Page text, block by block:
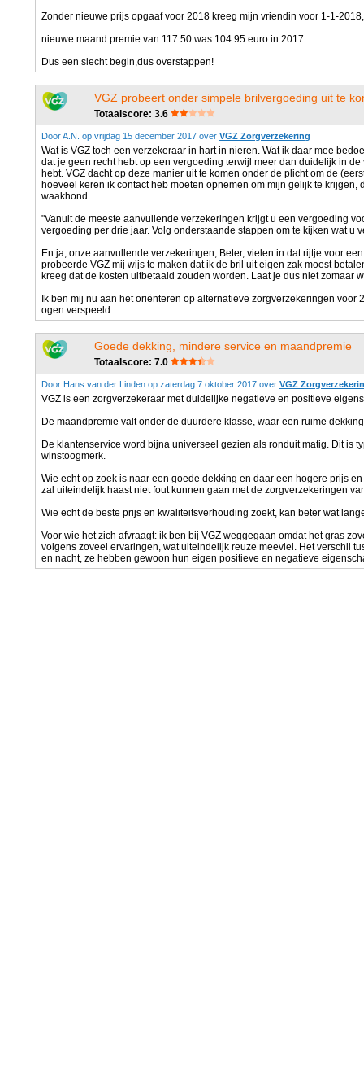
Zonder nieuwe prijs opgaaf voor 2018 kreeg mijn vriendin voor 1-1-
nieuwe maand premie van 117.50 was 104.95 euro in 2017.
Dus een slecht begin,dus overstappen!
VGZ probeert onder simpele brilvergoeding uit te
Totaalscore: 3.6
Door A.N. op vrijdag 15 december 2017 over VGZ Zorgverzekering
Wat is VGZ toch een verzekeraar in hart in nieren. Wat ik daar mee
dat je geen recht hebt op een vergoeding terwijl meer dan duidelijk in
hebt. VGZ dacht op deze manier uit te komen onder de plicht om de
hoeveel keren ik contact heb moeten opnemen om mijn gelijk te krijgen,
waakhond.
"Vanuit de meeste aanvullende verzekeringen krijgt u een vergoeding
vergoeding per drie jaar. Volg onderstaande stappen om te kijken wat u
En ja, onze aanvullende verzekeringen, Beter, vielen in dat rijtje voor
probeerde VGZ mij wijs te maken dat ik de bril uit eigen zak moest
kreeg dat de kosten uitbetaald zouden worden. Laat je dus niet zomaar
Ik ben mij nu aan het oriënteren op alternatieve zorgverzekeringen voor
ogen verspeeld.
Goede dekking, mindere service en maandpremie
Totaalscore: 7.0
Door Hans van der Linden op zaterdag 7 oktober 2017 over VGZ
VGZ is een zorgverzekeraar met duidelijke negatieve en positieve
De maandpremie valt onder de duurdere klasse, waar een ruime
De klantenservice word bijna universeel gezien als ronduit matig. Dit is
winstoogmerk.
Wie echt op zoek is naar een goede dekking en daar een hogere prijs
zal uiteindelijk haast niet fout kunnen gaan met de zorgverzekeringen
Wie echt de beste prijs en kwaliteitsverhouding zoekt, kan beter wat
Voor wie het zich afvraagt: ik ben bij VGZ weggegaan omdat het gras
volgens zoveel ervaringen, wat uiteindelijk reuze meeviel. Het verschil
en nacht, ze hebben gewoon hun eigen positieve en negatieve